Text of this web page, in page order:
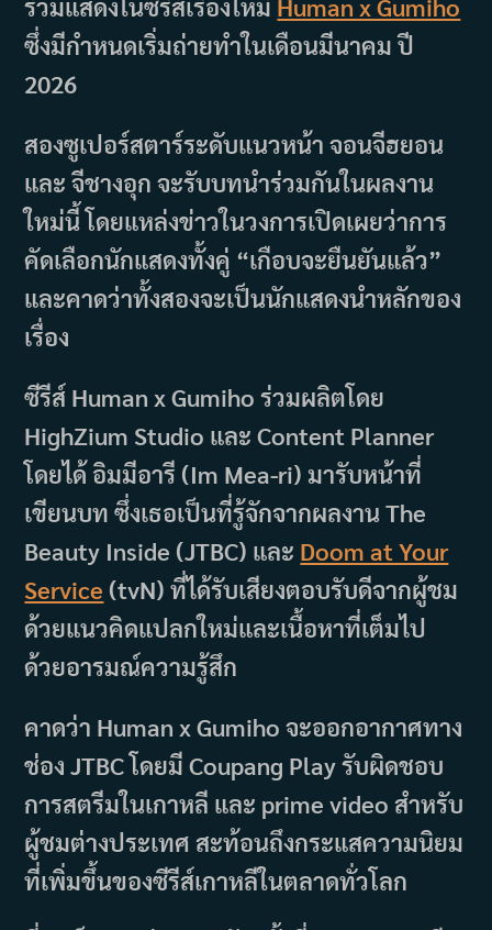
ร่วมแสดงในซีรีส์เรื่องใหม่ Human x Gumiho
ซึ่งมีกำหนดเริ่มถ่ายทำในเดือนมีนาคม ปี
2026
สองซูเปอร์สตาร์ระดับแนวหน้า จอนจีฮยอน
และ จีชางอุก จะรับบทนำร่วมกันในผลงาน
ใหม่นี้ โดยแหล่งข่าวในวงการเปิดเผยว่าการ
คัดเลือกนักแสดงทั้งคู่ “เกือบจะยืนยันแล้ว”
และคาดว่าทั้งสองจะเป็นนักแสดงนำหลักของ
เรื่อง
ซีรีส์ Human x Gumiho ร่วมผลิตโดย
HighZium Studio และ Content Planner
โดยได้ อิมมีอารี (Im Mea-ri) มารับหน้าที่
เขียนบท ซึ่งเธอเป็นที่รู้จักจากผลงาน The
Beauty Inside (JTBC) และ Doom at Your
Service (tvN) ที่ได้รับเสียงตอบรับดีจากผู้ชม
ด้วยแนวคิดแปลกใหม่และเนื้อหาที่เต็มไป
ด้วยอารมณ์ความรู้สึก
คาดว่า Human x Gumiho จะออกอากาศทาง
ช่อง JTBC โดยมี Coupang Play รับผิดชอบ
การสตรีมในเกาหลี และ prime video สำหรับ
ผู้ชมต่างประเทศ สะท้อนถึงกระแสความนิยม
ที่เพิ่มขึ้นของซีรีส์เกาหลีในตลาดทั่วโลก